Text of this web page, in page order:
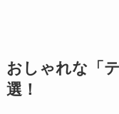
おしゃれな 「
選！